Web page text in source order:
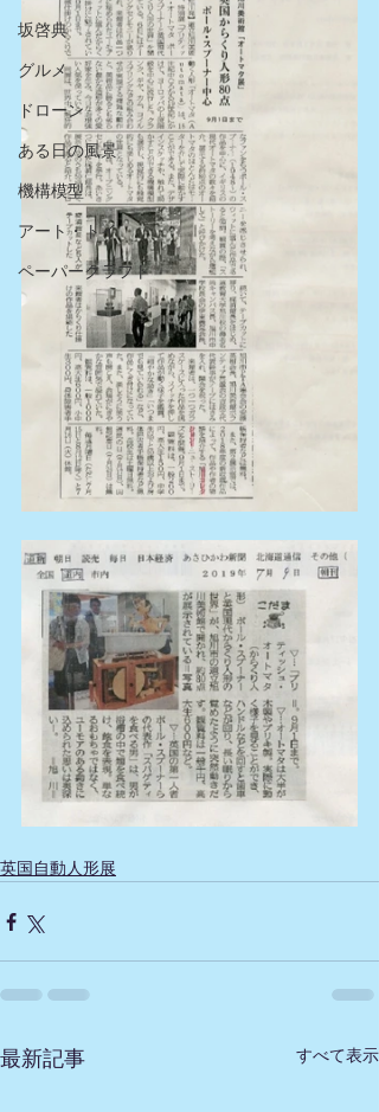
坂啓典
グルメ
ドローン
ある日の風景
機構模型
アート・トイ
ペーパークラフト
英国自動人形展
最新記事 すべて表示